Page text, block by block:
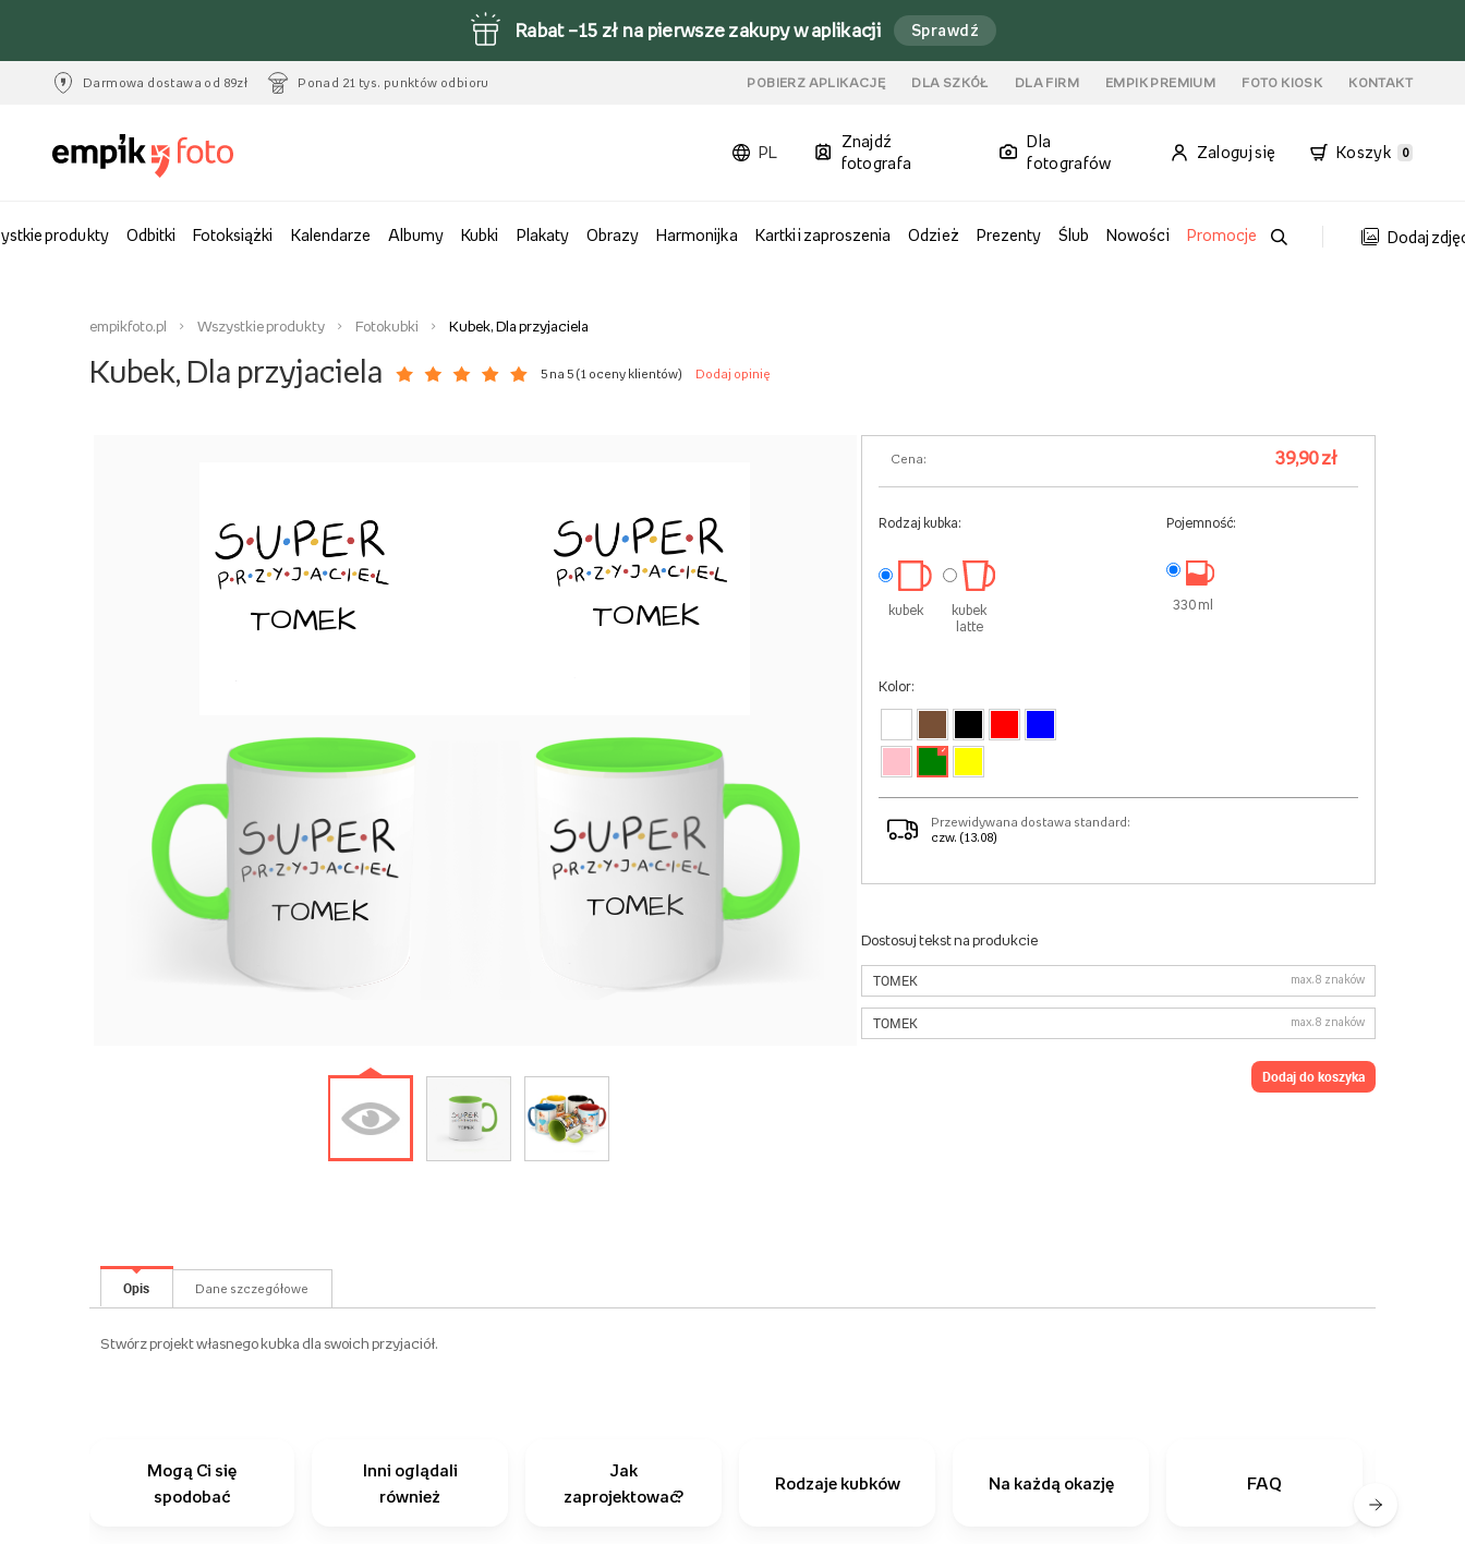
Rabat –15 zł na pierwsze zakupy w aplikacji Sprawdź
Darmowa dostawa od 89zł Ponad 21 tys. punktów odbioru POBIERZ APLIKACJĘ DLA SZKÓŁ DLA FIRM EMPIK PREMIUM FOTO KIOSK KONTAKT
PL
Znajdź
fotografa
Dla
fotografów
Zaloguj się Koszyk 0
produkty Odbitki Fotoksiążki Kalendarze Albumy Kubki Plakaty Obrazy Harmonijka Kartki i zaproszenia Odzież Prezenty Ślub Nowości Promocje Dodaj
empikfoto.pl Wszystkie produkty Fotokubki Kubek, Dla przyjaciela
Kubek, Dla przyjaciela 5 na 5 (1 oceny klientów) Dodaj opinię
TOMEK TOMEK
TOMEK TOMEK
Cena: 39,90 zł
Rodzaj kubka:
kubek
kubek
latte
Pojemność:
330 ml
Kolor:
✓
Przewidywana dostawa standard:
czw. (13.08)
Dostosuj tekst na produkcie
max. 8 znaków
max. 8 znaków
dodaj do koszyka
Opis Dane szczegółowe
Stwórz projekt własnego kubka dla swoich przyjaciół.
Mogą Ci się
spodobać
Inni oglądali
również
Jak
zaprojektować?
Rodzaje kubków Na każdą okazję FAQ